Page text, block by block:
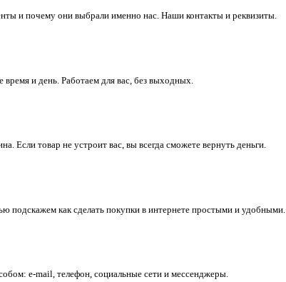
и почему они выбрали именно нас. Наши контакты и реквизиты.
и день. Работаем для вас, без выходных.
Если товар не устроит вас, вы всегда сможете вернуть деньги.
подскажем как сделать покупки в интернете простыми и удобными.
e-mail, телефон, социальные сети и мессенджеры.